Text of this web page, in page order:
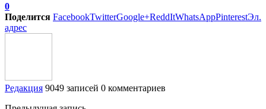
0
Поделится FacebookTwitterGoogle+ReddItWhatsAppPinterestЭл.
адрес
Редакция 9049 записей 0 комментариев